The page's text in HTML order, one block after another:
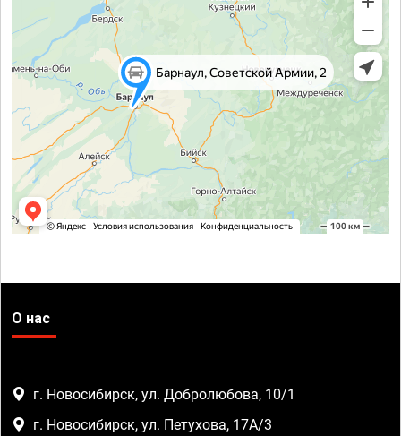
О нас
г. Новосибирск, ул. Добролюбова, 10/1
г. Новосибирск, ул. Петухова, 17А/3